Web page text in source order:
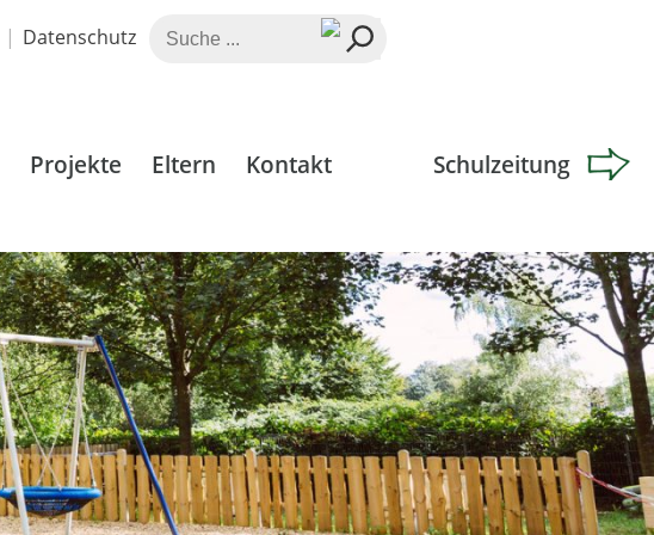
Datenschutz
Suche
Projekte Eltern Kontakt Schulzeitung